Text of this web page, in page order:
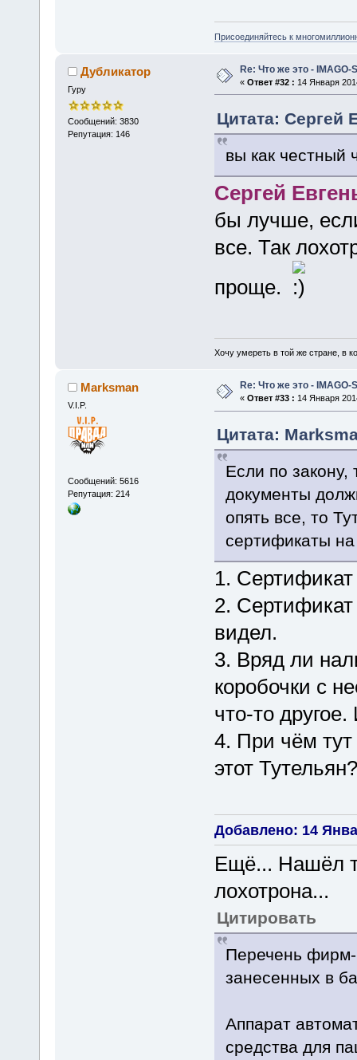
Присоединяйтесь к
Дубликатор
Гуру
Сообщений: 3830
Репутация: 146
Re: Что же это - IMAGO-
« Ответ #32 : 14 Января
Цитата: Сергей
вы как честный
Сергей
бы лучше,
все. Так
проще.
Хочу умереть в той же стране, в
Marksman
V.I.P.
Сообщений: 5616
Репутация: 214
Re: Что же это - IMAGO-
« Ответ #33 : 14 Января
Цитата:
Если по закону,
документы
опять все, то
сертификаты
1. Сертификат
2.
видел.
3. Вряд ли
коробочки с
что-то
4. При чём
этот Тутельян?
Добавлено: 14
Ещё... Нашёл
лохотрона...
Цитировать
Перечень фирм-
занесенных в
Аппарат
средства для